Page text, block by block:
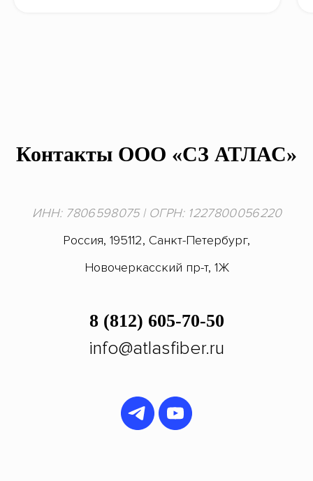
Контакты ООО «СЗ АТЛАС»
ИНН: 7 806 598 075 | ОГРН: 1 227 800 056 220
Россия, 195112, Санкт-Петербург,
Новочеркасский пр-т, 1Ж
8 (812) 605-70-50
info@atlasfiber.ru